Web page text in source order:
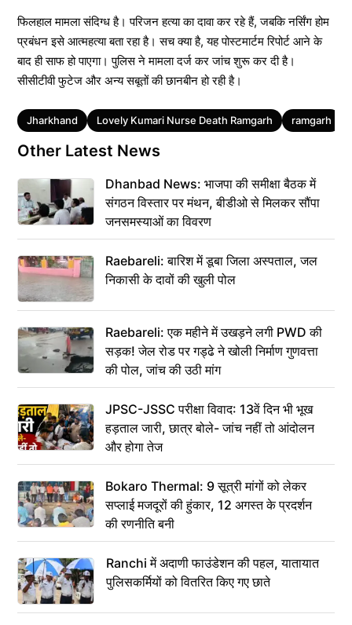
फिलहाल मामला संदिग्ध है। परिजन हत्या का दावा कर रहे हैं, जबकि नर्सिंग होम
प्रबंधन इसे आत्महत्या बता रहा है। सच क्या है, यह पोस्टमार्टम रिपोर्ट आने के
बाद ही साफ हो पाएगा। पुलिस ने मामला दर्ज कर जांच शुरू कर दी है।
सीसीटीवी फुटेज और अन्य सबूतों की छानबीन हो रही है।
Tags
Jharkhand Lovely Kumari Nurse Death Ramgarh ramgarh
Other Latest News
Dhanbad News: भाजपा की समीक्षा बैठक में
संगठन विस्तार पर मंथन, बीडीओ से मिलकर सौंपा
जनसमस्याओं का विवरण
Raebareli: बारिश में डूबा जिला अस्पताल, जल
निकासी के दावों की खुली पोल
Raebareli: एक महीने में उखड़ने लगी PWD की
सड़क! जेल रोड पर गड्ढे ने खोली निर्माण गुणवत्ता
की पोल, जांच की उठी मांग
JPSC-JSSC परीक्षा विवाद: 13वें दिन भी भूख
हड़ताल जारी, छात्र बोले- जांच नहीं तो आंदोलन
और होगा तेज
Bokaro Thermal: 9 सूत्री मांगों को लेकर
सप्लाई मजदूरों की हुंकार, 12 अगस्त के प्रदर्शन
की रणनीति बनी
Ranchi में अदाणी फाउंडेशन की पहल, यातायात
पुलिसकर्मियों को वितरित किए गए छाते